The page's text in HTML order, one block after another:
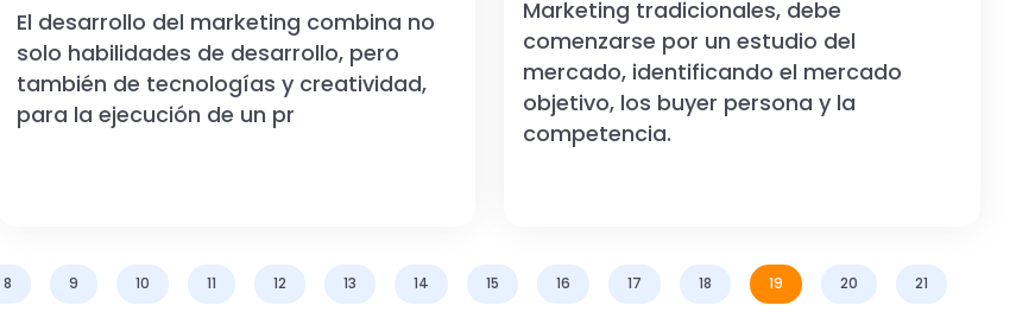
El desarrollo del marketing combina no
solo habilidades de desarrollo, pero
también de tecnologías y creatividad,
para la ejecución de un pr
Marketing tradicionales, debe
comenzarse por un estudio del
mercado, identificando el mercado
objetivo, los buyer persona y la
competencia.
8 9 10 11 12 13 14 15 16 17 18 19 20 21